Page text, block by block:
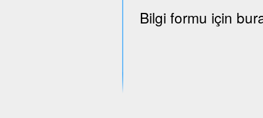
Bilgi formu için